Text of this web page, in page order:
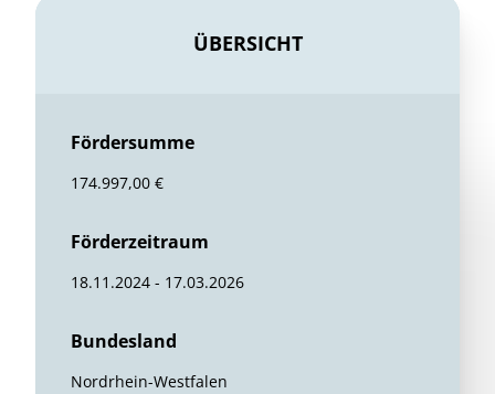
ÜBERSICHT
Fördersumme
174.997,00 €
Förderzeitraum
18.11.2024 - 17.03.2026
Bundesland
Nordrhein-Westfalen